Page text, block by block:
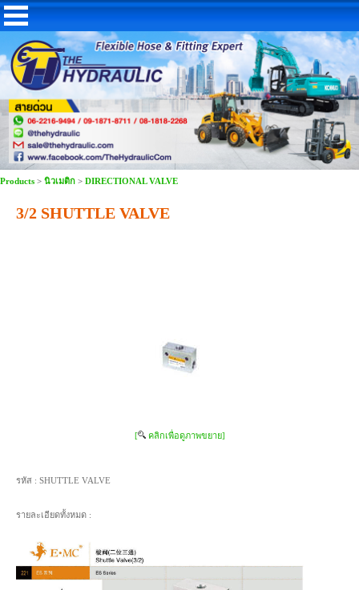
Products > นิวเมติก > DIRECTIONAL VALVE
3/2 SHUTTLE VALVE
[ คลิกเพื่อดูภาพขยาย]
รหัส : SHUTTLE VALVE
รายละเอียดทั้งหมด :